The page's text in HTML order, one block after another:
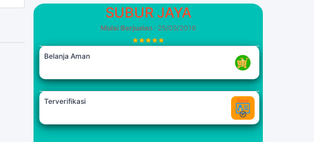
SUBUR JAYA
Mulai Berjualan: 25/05/2016
Belanja Aman
Terverifikasi